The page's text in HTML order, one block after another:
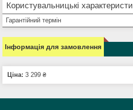
Користувальницькі
Гарантійний термін
Інформація для замовлення
Ціна: 3 299 ₴